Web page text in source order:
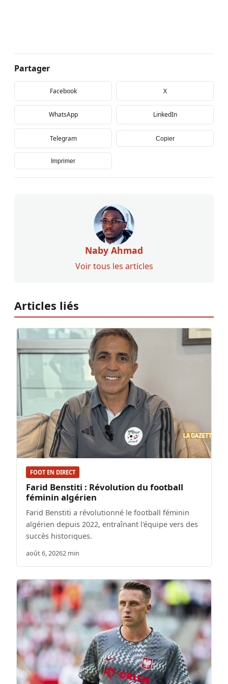
Partager
Facebook X
WhatsApp LinkedIn
Telegram Copier
Imprimer
Naby Ahmad
Voir tous les articles
Articles liés
FOOT EN DIRECT
Farid Benstiti : Révolution du football
féminin algérien
Farid Benstiti a révolutionné le football féminin
algérien depuis 2022, entraînant l'équipe vers des
succès historiques.
août 6, 20262 min